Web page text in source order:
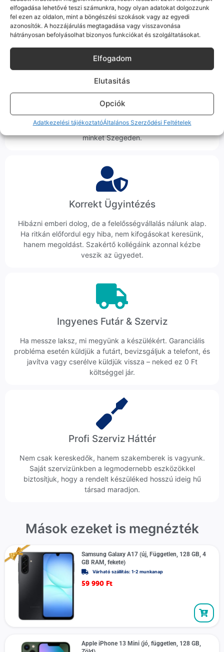
elfogadása lehetővé teszi számunkra, hogy olyan adatokat dolgozzunk
fel ezen az oldalon, mint a böngészési szokások vagy az egyedi
azonosítók. A hozzájárulás megtagadása vagy visszavonása
hátrányosan befolyásolhat bizonyos funkciókat és szolgáltatásokat.
Elfogadom
Elutasitás
Opciók
Adatkezelési tájékoztatóÁltalános Szerződési Feltételek
S-széria) a gyárinál rosszabb minőségű az alkatrész, azt a
termékleírásban külön jelezzük neked.
100% Elérhetőség
Sok éve a szegedi piac meghatározó szereplői vagyunk.
Nem egy arctalan webshop vagyunk: ha kérdésed van, élő
ember veszi fel a telefont, és személyesen is megtalálsz
minket Szegeden.
Korrekt Ügyintézés
Hibázni emberi dolog, de a felelősségvállalás nálunk alap.
Ha ritkán előfordul egy hiba, nem kifogásokat keresünk,
hanem megoldást. Szakértő kollégáink azonnal kézbe
veszik az ügyedet.
Ingyenes Futár & Szerviz
Ha messze laksz, mi megyünk a készülékért. Garanciális
probléma esetén küldjük a futárt, bevizsgáljuk a telefont, és
javítva vagy cserélve küldjük vissza – neked ez 0 Ft
költséggel jár.
Profi Szerviz Háttér
Nem csak kereskedők, hanem szakemberek is vagyunk.
Saját szervizünkben a legmodernebb eszközökkel
biztosítjuk, hogy a rendelt készüléked hosszú ideig hű
társad maradjon.
Mások ezeket is megnézték
Samsung Galaxy A17 (új, Független, 128 GB, 4
GB RAM, fekete)
Várható szállítás: 1-2 munkanap
59 990 Ft
Apple iPhone 13 Mini (jó, független, 128 GB,